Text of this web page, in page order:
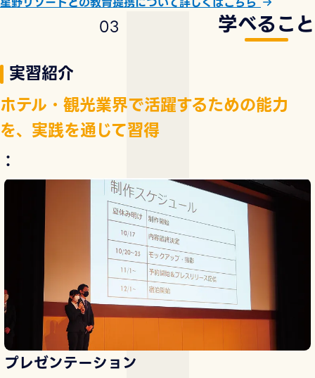
03 学べること
実習紹介
：
ホテル・観光業界で活躍するための能力
を、実践を通じて習得
プレゼンテーション